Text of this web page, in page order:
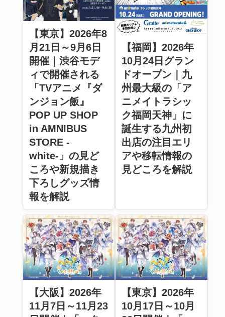
【東京】2026年8
月21日～9月6日
開催｜渋谷モデ
ィで開催される
「TVアニメ『ダ
ンジョン飯』
POP UP SHOP
in AMNIBUS
STORE -
white-」の見ど
ころや新規描き
下ろしグッズ情
報を解説
【福岡】2026年
10月24日グラン
ドオープン｜九
州最大級の「ア
ニメイトラシッ
ク福岡天神」に
誕生する九州初
出店の注目エリ
アや移転情報の
見どころを解説
【大阪】2026年
11月7日～11月23
【東京】2026年
10月17日～10月